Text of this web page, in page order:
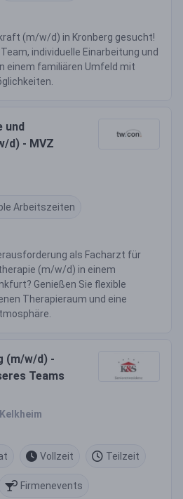
(m/w/d) in Kronberg gesucht!
individuelle Einarbeitung und
einem familiären Umfeld mit
und
d) - MVZ
Arbeitszeiten
als Facharzt für
(m/w/d) in einem
Genießen Sie flexible
Therapieraum und eine
(m/w/d) -
Teams
Vollzeit Teilzeit
Firmenevents